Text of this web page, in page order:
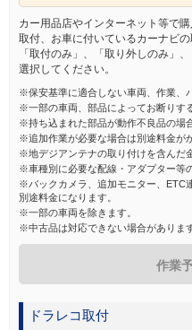
カー用品店やインターネット等で
取付、お車に付いているカーナビの
「取付のみ」、「取り外しのみ」
選択してください。
※保安基準に適合しない車両、作業、
※一部の車両、部品によってお断りす
※持ち込まれた部品が動作不良品の場
※追加作業が必要な場合は別途料金が
※地デジアンテナの取り付けを含んだ
※車種別に必要な配線・アダプター等
※バックカメラ、追加モニター、ETC
別途料金になります。
※一部の車両を除きます。
※中古品は対応できない場合があります
作業
ドラレコ取付